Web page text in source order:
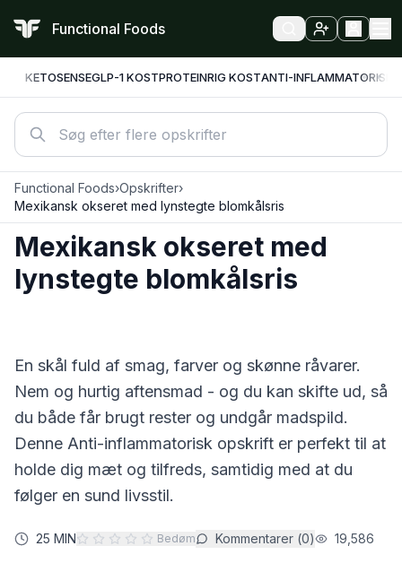
Functional Foods
KETOSENSEGLP-1 KOSTPROTEINRIG KOSTANTI-INFLAMMATORISK
Functional Foods›Opskrifter›
Mexikansk okseret med lynstegte blomkålsris
Mexikansk okseret med
lynstegte blomkålsris
En skål fuld af smag, farver og skønne råvarer.
Nem og hurtig aftensmad - og du kan skifte ud, så
du både får brugt rester og undgår madspild.
Denne Anti-inflammatorisk opskrift er perfekt til at
holde dig mæt og tilfreds, samtidig med at du
følger en sund livsstil.
25 MIN Bedøm Kommentarer (0) 19,586